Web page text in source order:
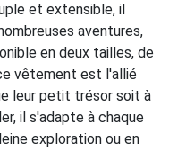
et extensible, il
aventures,
en deux tailles, de
vêtement est l'allié
leur petit trésor soit à
il s'adapte à chaque
exploration ou en